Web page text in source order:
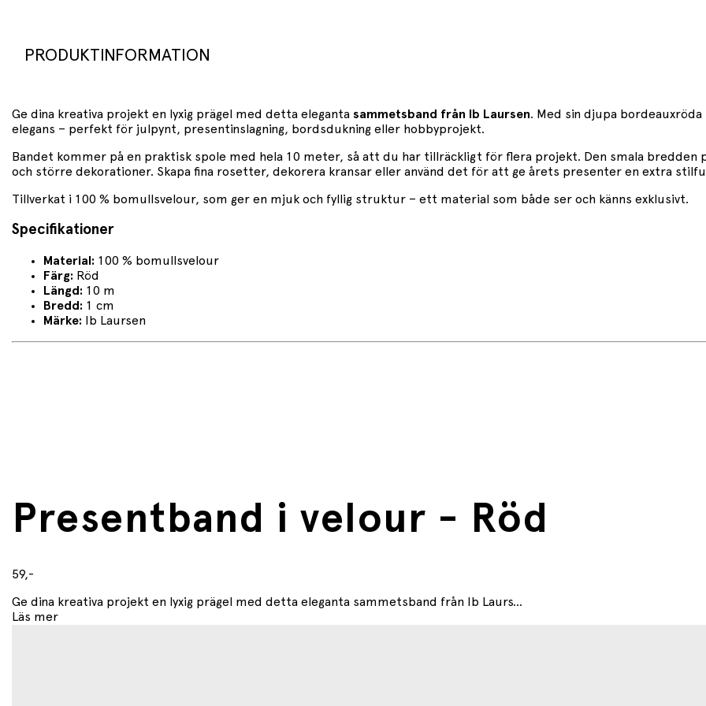
PRODUKTINFORMATION
Ge dina kreativa projekt en lyxig prägel med detta eleganta sammetsband från Ib Laursen. Med sin djupa
elegans – perfekt för julpynt, presentinslagning, bordsdukning eller hobbyprojekt.
Bandet kommer på en praktisk spole med hela 10 meter, så att du har tillräckligt för flera projekt. Den smala bredden
och större dekorationer. Skapa fina rosetter, dekorera kransar eller använd det för att ge årets presenter en extra
Tillverkat i 100 % bomullsvelour, som ger en mjuk och fyllig struktur – ett material som både ser och känns exklusivt.
Specifikationer
Material: 100 % bomullsvelour
Färg: Röd
Längd: 10 m
Bredd: 1 cm
Märke: Ib Laursen
Presentband i velour - Röd
59,-
Ge dina kreativa projekt en lyxig prägel med detta eleganta sammetsband från Ib Laurs...
Läs mer